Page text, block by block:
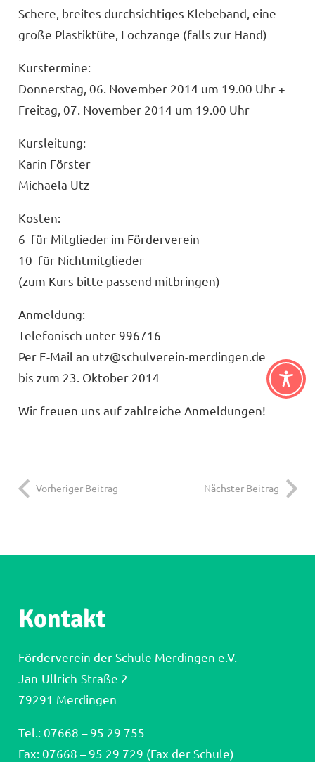
Schere, breites durchsichtiges Klebeband, eine
große Plastiktüte, Lochzange (falls zur Hand)
Kurstermine:
Donnerstag, 06. November 2014 um 19.00 Uhr +
Freitag, 07. November 2014 um 19.00 Uhr
Kursleitung:
Karin Förster
Michaela Utz
Kosten:
6  für Mitglieder im Förderverein
10  für Nichtmitglieder
(zum Kurs bitte passend mitbringen)
Anmeldung:
Telefonisch unter 996716
Per E-Mail an utz@schulverein-merdingen.de
bis zum 23. Oktober 2014
Wir freuen uns auf zahlreiche Anmeldungen!
Vorheriger Beitrag Nächster Beitrag
Kontakt
Förderverein der Schule Merdingen e.V.
Jan-Ullrich-Straße 2
79291 Merdingen
Tel.: 07668 – 95 29 755
Fax: 07668 – 95 29 729 (Fax der Schule)